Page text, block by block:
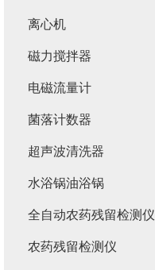
离心机
磁力搅拌器
电磁流量计
菌落计数器
超声波清洗器
水浴锅油浴锅
全自动农药残留检测仪
农药残留检测仪